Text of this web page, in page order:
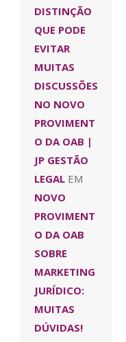
DISTINÇÃO
QUE PODE
EVITAR
MUITAS
DISCUSSÕES
NO NOVO
PROVIMENT
O DA OAB |
JP GESTÃO
LEGAL EM
NOVO
PROVIMENT
O DA OAB
SOBRE
MARKETING
JURÍDICO:
MUITAS
DÚVIDAS!